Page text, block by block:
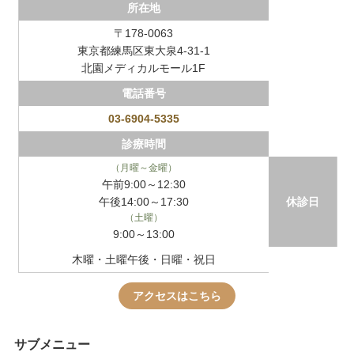
所在地
〒178-0063
東京都練馬区東大泉4-31-1
北園メディカルモール1F
電話番号
03-6904-5335
診療時間
（月曜～金曜）
午前9:00～12:30
午後14:00～17:30
（土曜）
9:00～13:00
休診日
木曜・土曜午後・日曜・祝日
アクセスはこちら
サブメニュー